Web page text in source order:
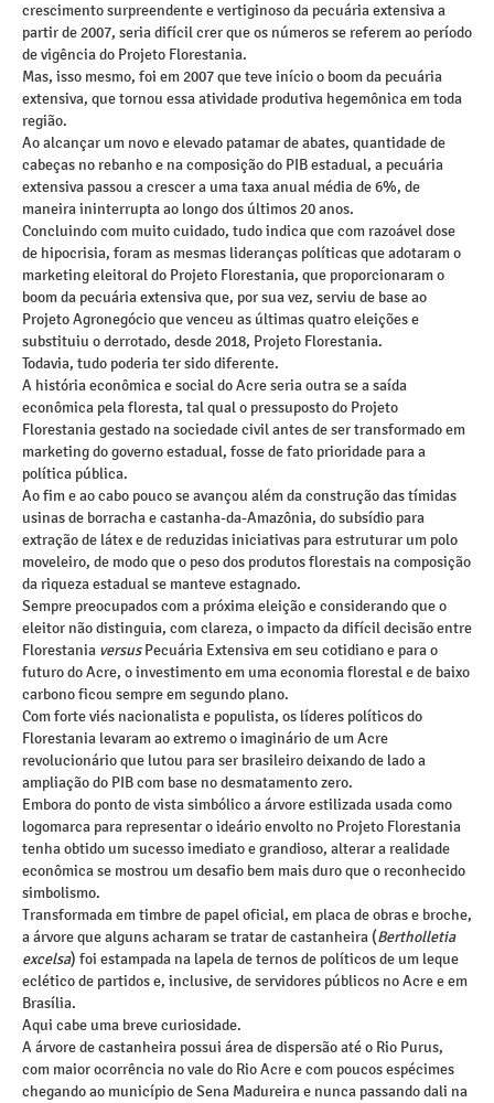
crescimento surpreendente e vertiginoso da pecuária extensiva a
partir de 2007, seria difícil crer que os números se referem ao período
de vigência do Projeto Florestania.
Mas, isso mesmo, foi em 2007 que teve início o boom da pecuária
extensiva, que tornou essa atividade produtiva hegemônica em toda
região.
Ao alcançar um novo e elevado patamar de abates, quantidade de
cabeças no rebanho e na composição do PIB estadual, a pecuária
extensiva passou a crescer a uma taxa anual média de 6%, de
maneira ininterrupta ao longo dos últimos 20 anos.
Concluindo com muito cuidado, tudo indica que com razoável dose
de hipocrisia, foram as mesmas lideranças políticas que adotaram o
marketing eleitoral do Projeto Florestania, que proporcionaram o
boom da pecuária extensiva que, por sua vez, serviu de base ao
Projeto Agronegócio que venceu as últimas quatro eleições e
substituiu o derrotado, desde 2018, Projeto Florestania.
Todavia, tudo poderia ter sido diferente.
A história econômica e social do Acre seria outra se a saída
econômica pela floresta, tal qual o pressuposto do Projeto
Florestania gestado na sociedade civil antes de ser transformado em
marketing do governo estadual, fosse de fato prioridade para a
política pública.
Ao fim e ao cabo pouco se avançou além da construção das tímidas
usinas de borracha e castanha-da-Amazônia, do subsídio para
extração de látex e de reduzidas iniciativas para estruturar um polo
moveleiro, de modo que o peso dos produtos florestais na composição
da riqueza estadual se manteve estagnado.
Sempre preocupados com a próxima eleição e considerando que o
eleitor não distinguia, com clareza, o impacto da difícil decisão entre
Florestania versusPecuária Extensiva em seu cotidiano e para o
futuro do Acre, o investimento em uma economia florestal e de baixo
carbono ficou sempre em segundo plano.
Com forte viés nacionalista e populista, os líderes políticos do
Florestania levaram ao extremo o imaginário de um Acre
revolucionário que lutou para ser brasileiro deixando de lado a
ampliação do PIB com base no desmatamento zero.
Embora do ponto de vista simbólico a árvore estilizada usada como
logomarca para representar o ideário envolto no Projeto Florestania
tenha obtido um sucesso imediato e grandioso, alterar a realidade
econômica se mostrou um desafio bem mais duro que o reconhecido
simbolismo.
Transformada em timbre de papel oficial, em placa de obras e broche,
a árvore que alguns acharam se tratar de castanheira (Bertholletia
excelsa) foi estampada na lapela de ternos de políticos de um leque
eclético de partidos e, inclusive, de servidores públicos no Acre e em
Brasília.
Aqui cabe uma breve curiosidade.
A árvore de castanheira possui área de dispersão até o Rio Purus,
com maior ocorrência no vale do Rio Acre e com poucos espécimes
chegando ao município de Sena Madureira e nunca passando dali na